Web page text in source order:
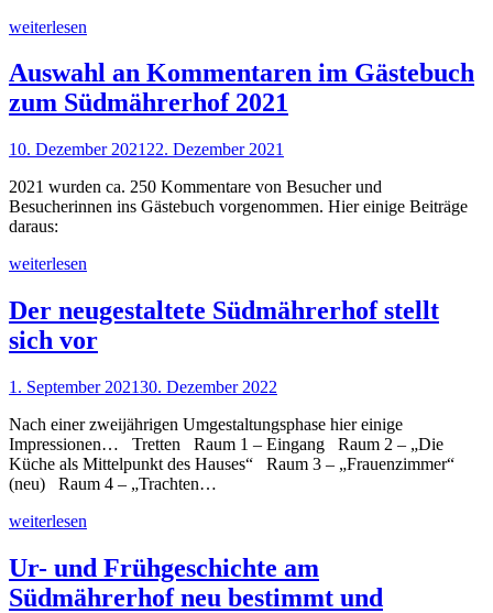
weiterlesen
Auswahl an Kommentaren im Gästebuch
zum Südmährerhof 2021
10. Dezember 2021 22. Dezember 2021
2021 wurden ca. 250 Kommentare von Besucher und
Besucherinnen ins Gästebuch vorgenommen. Hier einige Beiträge
daraus:
weiterlesen
Der neugestaltete Südmährerhof stellt
sich vor
1. September 202130. Dezember 2022
Nach einer zweijährigen Umgestaltungsphase hier einige
Impressionen… Tretten Raum 1 – Eingang Raum 2 – „Die
Küche als Mittelpunkt des Hauses“ Raum 3 – „Frauenzimmer“
(neu) Raum 4 – „Trachten…
weiterlesen
Ur- und Frühgeschichte am
Südmährerhof neu bestimmt und